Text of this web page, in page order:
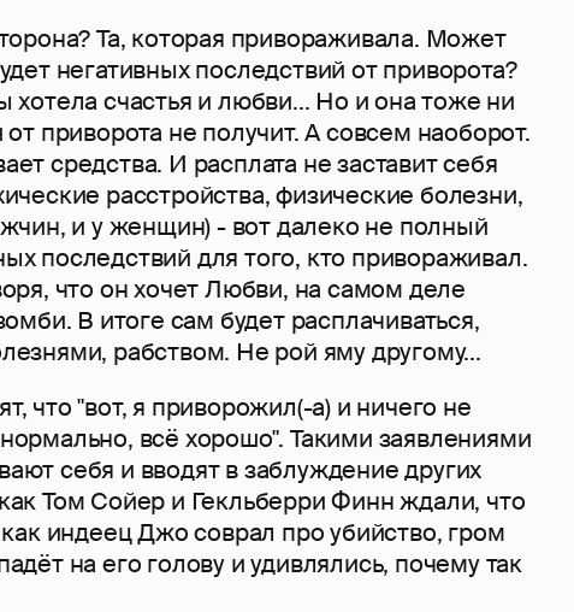
Та, которая привораживала. Может
негативных последствий от приворота?
хотела счастья и любви... Но и она тоже ни
приворота не получит. А совсем наоборот.
средства. И расплата не заставит себя
расстройства, физические болезни,
и у женщин) - вот далеко не полный
последствий для того, кто привораживал.
что он хочет Любви, на самом деле
В итоге сам будет расплачиваться,
рабством. Не рой яму другому...
что "вот, я приворожил(-а) и ничего не
всё хорошо". Такими заявлениями
себя и вводят в заблуждение других
Том Сойер и Гекльберри Финн ждали, что
как индеец Джо соврал про убийство, гром
на его голову и удивлялись, почему так